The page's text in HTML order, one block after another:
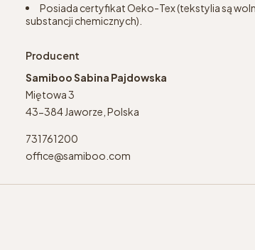
Posiada certyfikat Oeko-Tex (tekstylia są
substancji chemicznych).
Producent
Samiboo Sabina Pajdowska
Miętowa 3
43-384 Jaworze, Polska
731761200
office@samiboo.com